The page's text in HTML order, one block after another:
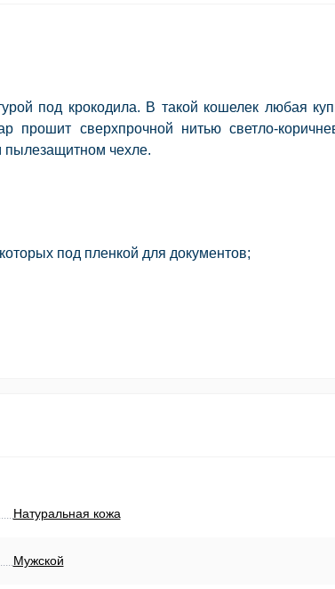
под крокодила. В такой кошелек любая
прошит сверхпрочной нитью светло-
пылезащитном чехле.
под пленкой для документов;
Натуральная кожа
Мужской